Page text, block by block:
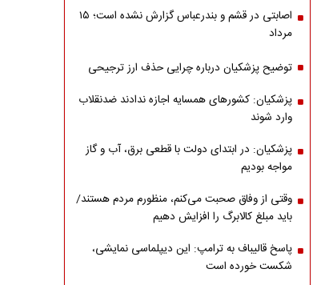
اصابتی در قشم و بندرعباس گزارش نشده است؛ ۱۵
مرداد
توضیح پزشکیان درباره چرایی حذف ارز ترجیحی
پزشکیان: کشورهای همسایه اجازه ندادند ضدنقلاب
وارد شوند
پزشکیان: در ابتدای دولت با قطعی برق، آب و گاز
مواجه بودیم
وقتی از وفاق صحبت می‌کنم، منظورم مردم هستند/
باید مبلغ کالابرگ را افزایش دهیم
پاسخ قالیباف به ترامپ: این دیپلماسی نمایشی،
شکست خورده است